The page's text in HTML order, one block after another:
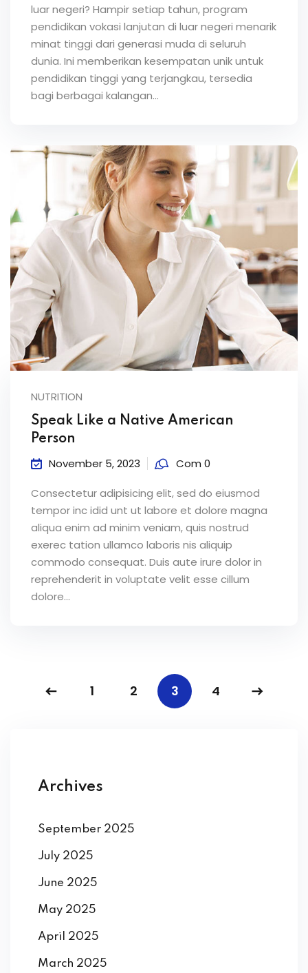
luar negeri? Hampir setiap tahun, program
pendidikan vokasi lanjutan di luar negeri menarik
minat tinggi dari generasi muda di seluruh
dunia. Ini memberikan kesempatan unik untuk
pendidikan tinggi yang terjangkau, tersedia
bagi berbagai kalangan...
NUTRITION
Speak Like a Native American
Person
November 5, 2023 Com 0
Consectetur adipisicing elit, sed do eiusmod
tempor inc idid unt ut labore et dolore magna
aliqua enim ad minim veniam, quis nostrud
exerec tation ullamco laboris nis aliquip
commodo consequat. Duis aute irure dolor in
reprehenderit in voluptate velit esse cillum
dolore...
1 2 3 4
Archives
September 2025
July 2025
June 2025
May 2025
April 2025
March 2025